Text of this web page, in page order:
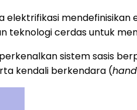
teknologi cerdas untuk
sistem sasis
kendali berkendara (